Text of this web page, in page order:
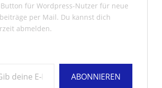
für Wordpress-Nutzer für neue
per Mail. Du kannst dich
abmelden.
ABONNIEREN